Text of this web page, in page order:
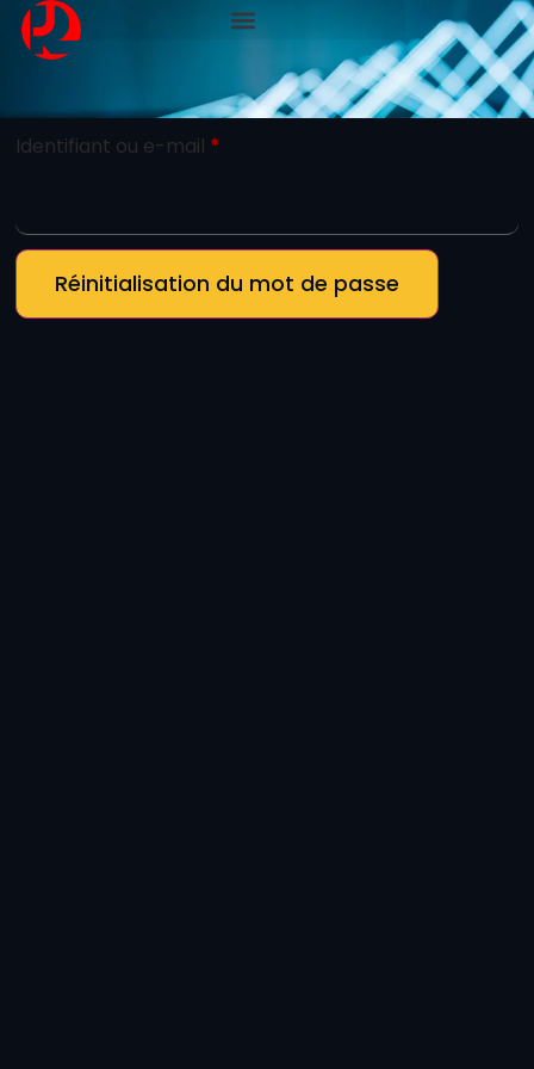
Mot de passe perdu ? Veuillez saisir votre identifiant
ou votre adresse e-mail. Vous recevrez un lien par e-
mail pour créer un nouveau mot de passe.
Identifiant ou e-mail *
Réinitialisation du mot de passe